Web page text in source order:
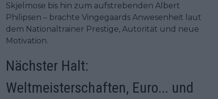
Skjelmose bis hin zum aufstrebenden Albert
Philipsen – brachte Vingegaards Anwesenheit laut
dem Nationaltrainer Prestige, Autorität und neue
Motivation.
Nächster Halt:
Weltmeisterschaften, Euro... und